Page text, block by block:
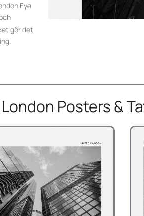
Eye
gör det
Posters &